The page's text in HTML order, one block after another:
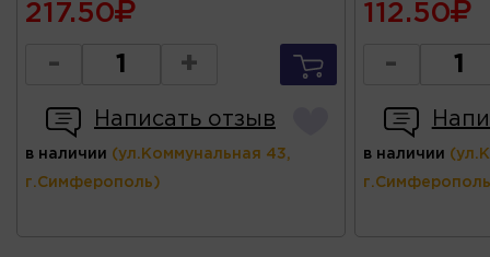
217.50
- +
Написать отзыв
в наличии (ул.Коммунальная 43,
г.Симферополь)
112.50
-
в наличии